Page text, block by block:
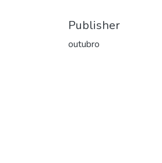
Publisher
outubro